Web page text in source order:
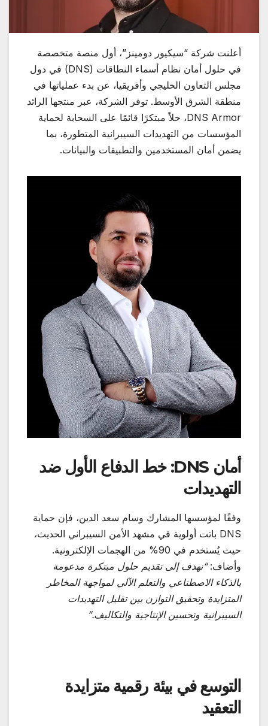
أعلنت شركة “سيكيور دومينز”، أول منصة متخصصة
في حلول أمان نظام أسماء النطاقات (DNS) في دول
مجلس التعاون الخليجي وأفريقيا، عن بدء عملياتها في
منطقة الشرق الأوسط. توفر الشركة، عبر منتجها الرائد
DNS Armor، حلاً مبتكرًا قائمًا على السحابة لحماية
المؤسسات من التهديدات السيبرانية المتطورة، بما
يضمن أمان المستخدمين والتطبيقات والبيانات.
أمان DNS: خط الدفاع الأول ضد
التهديدات
وفقًا لمؤسسها المشارك وسام سعد الدين، فإن حماية
DNS باتت أولوية في مشهد الأمن السيبراني الحديث،
حيث يُستخدم في 90% من الهجمات الإلكترونية.
وأضاف:“نهدف إلى تقديم حلول مبتكرة مدعومة
بالذكاء الاصطناعي والتعلم الآلي لمواجهة المخاطر
المتزايدة وتحقيق التوازن بين تقليل التهديدات
السيبرانية وتحسين الإنتاجية والتكاليف.”
التوسع في بيئة رقمية متزايدة
التعقيد